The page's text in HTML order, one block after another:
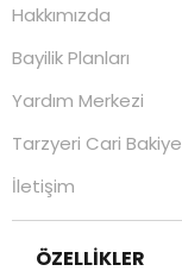
Hakkımızda
Bayilik Planları
Yardım Merkezi
Tarzyeri Cari
İletişim
ÖZELLİKLER